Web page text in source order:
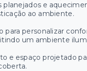
e
ao ambiente.
personalizar
um ambiente
e espaço projetado